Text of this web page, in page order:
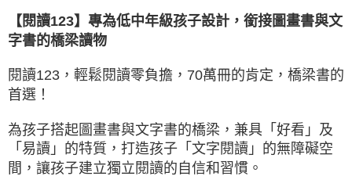
【閱讀123】專為低中年級孩子設計，銜接圖畫書與文
字書的橋梁讀物
閱讀123，輕鬆閱讀零負擔，70萬冊的肯定，橋梁書的
首選！
為孩子搭起圖畫書與文字書的橋梁，兼具「好看」及
「易讀」的特質，打造孩子「文字閱讀」的無障礙空
間，讓孩子建立獨立閱讀的自信和習慣。